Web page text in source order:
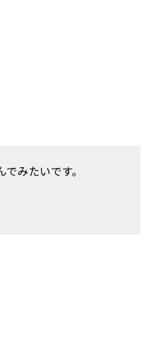
みたいです。